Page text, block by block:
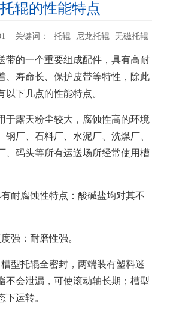
辊的性能特点
关键词： 托辊 尼龙托辊 无磁托辊
带的一个重要组成配件，具有高耐
、寿命长、保护皮带等特性，除此
以下几点的性能特点。
于露天粉尘较大，腐蚀性高的环境
钢厂、石料厂、水泥厂、洗煤厂、
、码头等所有运送场所经常使用槽
耐腐蚀性特点：酸碱盐均对其不
强：耐磨性强。
型托辊全密封，两端装有塑料迷
不会泄漏，可使滚动轴长期；槽型
下运转。